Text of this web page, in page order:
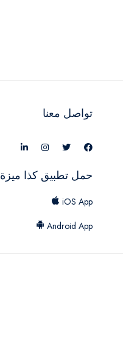
تواصل معنا
حمل تطبيق كذا ميزة
iOS App
Android App